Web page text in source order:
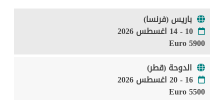
باريس (فرنسا)
10 - 14 اغسطس 2026
5900 Euro
الدوحة (قطر)
16 - 20 اغسطس 2026
5500 Euro